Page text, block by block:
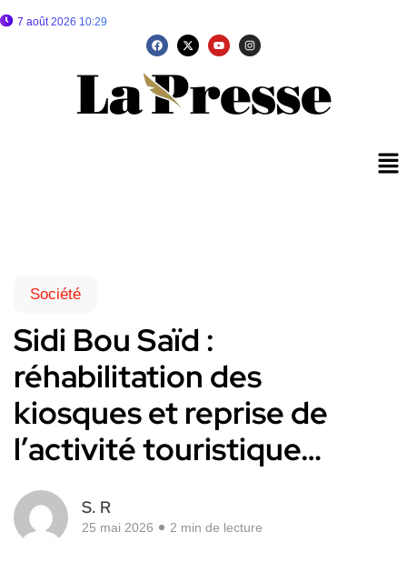
7 août 2026 10:29
Société
Sidi Bou Saïd :
réhabilitation des
kiosques et reprise de
l’activité touristique…
S. R
25 mai 2026 2 min de lecture